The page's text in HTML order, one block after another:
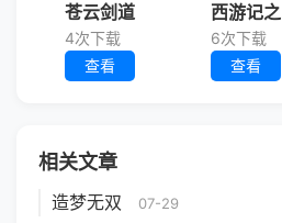
苍云剑道
4次下载
查看
西游记之
6次下载
查看
相关文章
造梦无双 07-29